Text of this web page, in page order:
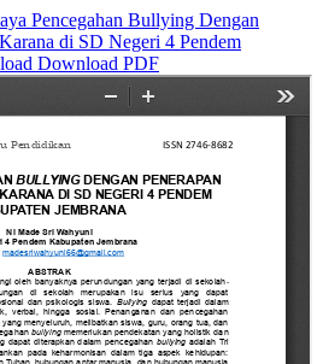
Pencegahan Bullying Dengan
di SD Negeri 4 Pendem
Download PDF